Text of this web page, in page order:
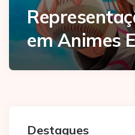
em Animes
Destaques